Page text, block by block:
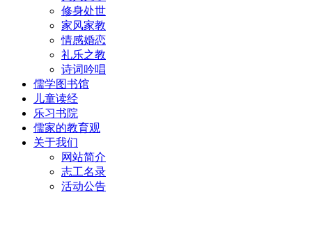
修身处世
家风家教
情感婚恋
礼乐之教
诗词吟唱
儒学图书馆
儿童读经
乐习书院
儒家的教育观
关于我们
网站简介
志工名录
活动公告